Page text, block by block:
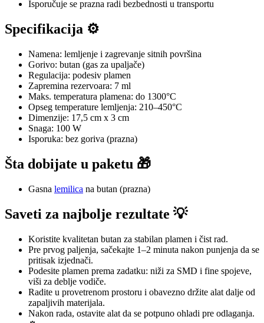
Isporučuje se prazna radi bezbednosti u transportu
Specifikacija ⚙️
Namena: lemljenje i zagrevanje sitnih površina
Gorivo: butan (gas za upaljače)
Regulacija: podesiv plamen
Zapremina rezervoara: 7 ml
Maks. temperatura plamena: do 1300°C
Opseg temperature lemljenja: 210–450°C
Dimenzije: 17,5 cm x 3 cm
Snaga: 100 W
Isporuka: bez goriva (prazna)
Šta dobijate u paketu 🎁
Gasna lemilica na butan (prazna)
Saveti za najbolje rezultate 💡
Koristite kvalitetan butan za stabilan plamen i čist rad.
Pre prvog paljenja, sačekajte 1–2 minuta nakon punjenja da se
pritisak izjednači.
Podesite plamen prema zadatku: niži za SMD i fine spojeve,
viši za deblje vodiče.
Radite u provetrenom prostoru i obavezno držite alat dalje od
zapaljivih materijala.
Nakon rada, ostavite alat da se potpuno ohladi pre odlaganja.